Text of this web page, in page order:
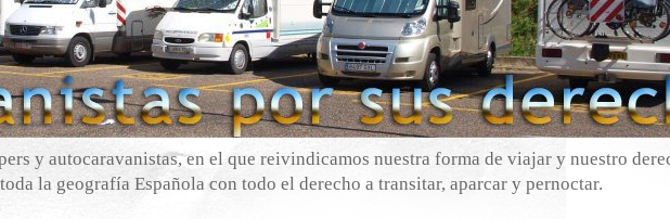
y autocaravanistas, en el que reivindicamos nuestra forma de viajar y nuestro
la geografía Española con todo el derecho a transitar, aparcar y pernoctar.